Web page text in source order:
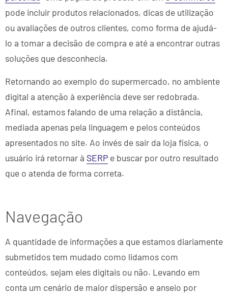
pode incluir produtos relacionados, dicas de utilização
ou avaliações de outros clientes, como forma de ajudá-
lo a tomar a decisão de compra e até a encontrar outras
soluções que desconhecia.
Retornando ao exemplo do supermercado, no ambiente
digital a atenção à experiência deve ser redobrada.
Afinal, estamos falando de uma relação a distância,
mediada apenas pela linguagem e pelos conteúdos
apresentados no site. Ao invés de sair da loja física, o
usuário irá retornar à SERP e buscar por outro resultado
que o atenda de forma correta.
Navegação
A quantidade de informações a que estamos diariamente
submetidos tem mudado como lidamos com
conteúdos, sejam eles digitais ou não. Levando em
conta um cenário de maior dispersão e anseio por